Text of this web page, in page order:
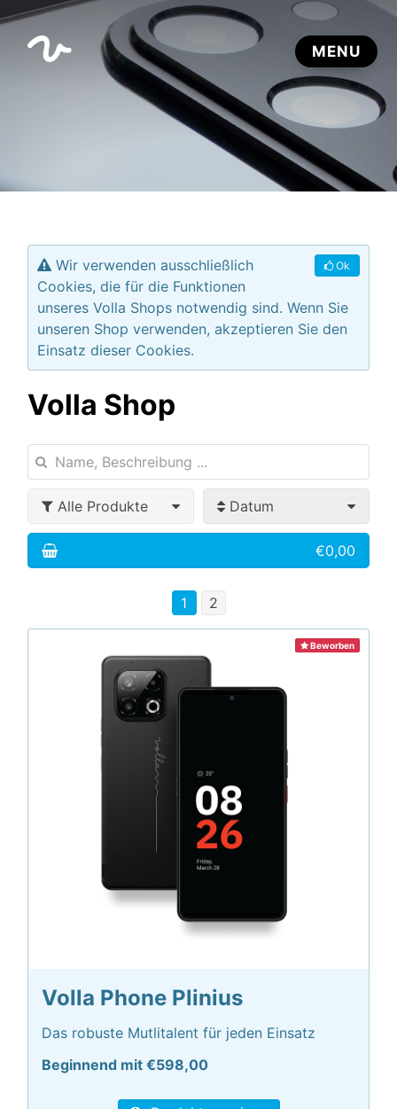
Ok
Wir verwenden ausschließlich
Cookies, die für die Funktionen
unseres Volla Shops notwendig sind. Wenn Sie
unseren Shop verwenden, akzeptieren Sie den
Einsatz dieser Cookies.
Volla Shop
Alle Produkte Datum
€0,00
1 2
Beworben
Volla Phone Plinius
Das robuste Mutlitalent für jeden Einsatz
Beginnend mit €598,00